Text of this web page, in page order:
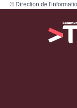
© Direction de